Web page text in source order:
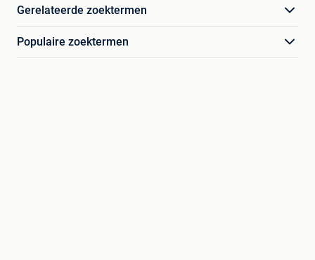
Gerelateerde zoektermen
Populaire zoektermen